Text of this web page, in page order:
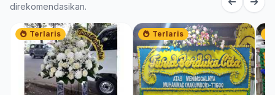
direkomendasikan.
Terlaris Terlaris